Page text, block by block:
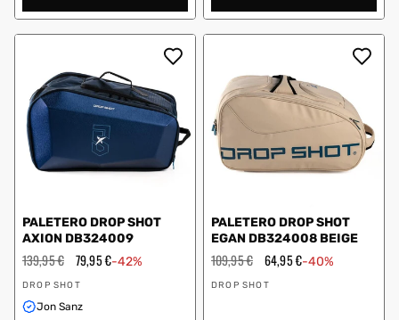
PALETERO DROP SHOT
AXION DB324009
Precio
habitual
139,95 € Precio
de
oferta
79,95 €-42%
Proveedor:
DROP SHOT
Jon Sanz
PALETERO DROP SHOT
EGAN DB324008 BEIGE
Precio
habitual
109,95 € Precio
oferta
64,95 €-40%
Proveedor:
DROP SHOT